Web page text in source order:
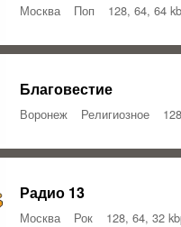
Москва Поп 128, 64, 64
Благовестие
Воронеж Религиозное
Радио 13
Москва Рок 128, 64, 32